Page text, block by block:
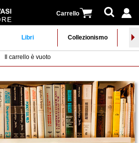
Carrello
Il carrello è vuoto
Registrati
Accedi
Libri Collezionismo ⏵